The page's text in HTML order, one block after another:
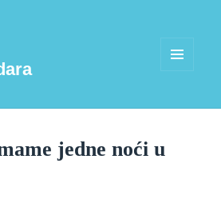
jedne noći u